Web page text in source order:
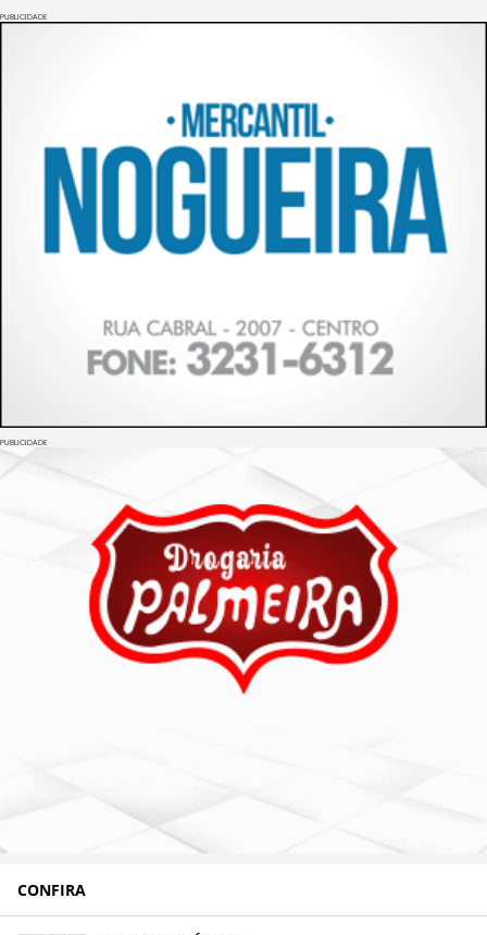
PUBLICIDADE
PUBLICIDADE
CONFIRA